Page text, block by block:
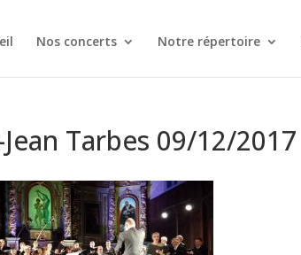
Nos concerts Notre répertoire
Tarbes 09/12/2017